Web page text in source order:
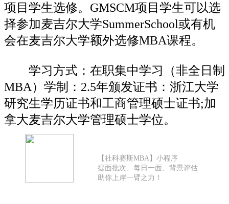
项目学生选修。GMSCM项目学生可以选
择参加麦吉尔大学SummerSchool或有机
会在麦吉尔大学额外选修MBA课程。
学习方式：在职集中学习（非全日制
MBA）学制：2.5年颁发证书：浙江大学
研究生学历证书和工商管理硕士证书;加
拿大麦吉尔大学管理硕士学位。
【社科赛斯MBA】小程序
提面批次、每日一面、背景评估...
助你上岸一臂之力！